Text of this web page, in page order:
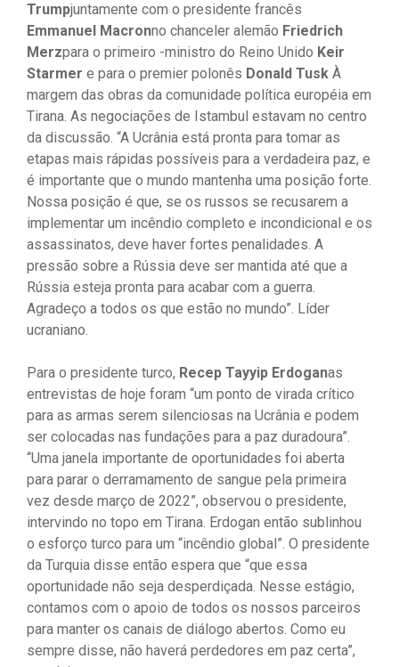
Trumpjuntamente com o presidente francês
Emmanuel Macronno chanceler alemão Friedrich
Merzpara o primeiro -ministro do Reino Unido Keir
Starmer e para o premier polonês Donald Tusk À
margem das obras da comunidade política européia em
Tirana. As negociações de Istambul estavam no centro
da discussão. “A Ucrânia está pronta para tomar as
etapas mais rápidas possíveis para a verdadeira paz, e
é importante que o mundo mantenha uma posição forte.
Nossa posição é que, se os russos se recusarem a
implementar um incêndio completo e incondicional e os
assassinatos, deve haver fortes penalidades. A
pressão sobre a Rússia deve ser mantida até que a
Rússia esteja pronta para acabar com a guerra.
Agradeço a todos os que estão no mundo”. Líder
ucraniano.
Para o presidente turco, Recep Tayyip Erdoganas
entrevistas de hoje foram “um ponto de virada crítico
para as armas serem silenciosas na Ucrânia e podem
ser colocadas nas fundações para a paz duradoura”.
“Uma janela importante de oportunidades foi aberta
para parar o derramamento de sangue pela primeira
vez desde março de 2022”, observou o presidente,
intervindo no topo em Tirana. Erdogan então sublinhou
o esforço turco para um “incêndio global”. O presidente
da Turquia disse então espera que “que essa
oportunidade não seja desperdiçada. Nesse estágio,
contamos com o apoio de todos os nossos parceiros
para manter os canais de diálogo abertos. Como eu
sempre disse, não haverá perdedores em paz certa”,